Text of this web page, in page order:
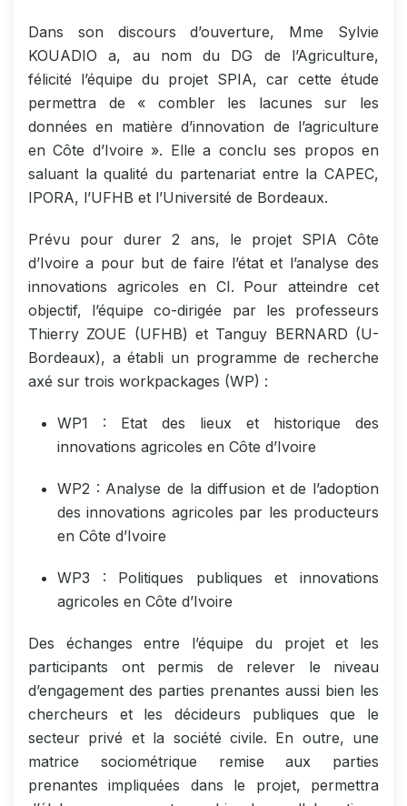
Dans son discours d’ouverture, Mme Sylvie
KOUADIO a, au nom du DG de l’Agriculture,
félicité l’équipe du projet SPIA, car cette étude
permettra de « combler les lacunes sur les
données en matière d’innovation de l’agriculture
en Côte d’Ivoire ». Elle a conclu ses propos en
saluant la qualité du partenariat entre la CAPEC,
IPORA, l’UFHB et l’Université de Bordeaux.
Prévu pour durer 2 ans, le projet SPIA Côte
d’Ivoire a pour but de faire l’état et l’analyse des
innovations agricoles en CI. Pour atteindre cet
objectif, l’équipe co-dirigée par les professeurs
Thierry ZOUE (UFHB) et Tanguy BERNARD (U-
Bordeaux), a établi un programme de recherche
axé sur trois workpackages (WP) :
WP1 : Etat des lieux et historique des
innovations agricoles en Côte d’Ivoire
WP2 : Analyse de la diffusion et de l’adoption
des innovations agricoles par les producteurs
en Côte d’Ivoire
WP3 : Politiques publiques et innovations
agricoles en Côte d’Ivoire
Des échanges entre l’équipe du projet et les
participants ont permis de relever le niveau
d’engagement des parties prenantes aussi bien les
chercheurs et les décideurs publiques que le
secteur privé et la société civile. En outre, une
matrice sociométrique remise aux parties
prenantes impliquées dans le projet, permettra